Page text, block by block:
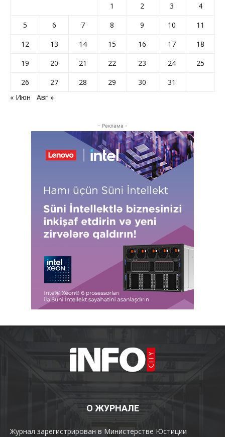
1 2 3
4
5
6 7 8 9 10
11
12
13 14 15 16 17
18
19
20 21 22 23 24
25
26
27 28 29 30
31
« Июн
Авг »
- Реклама -
О ЖУРНАЛЕ
Журнал зарегистрирован в Министерстве Юстиции